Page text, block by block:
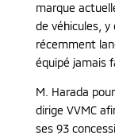
marque
de véhicules,
récemment
équipé jamais
M. Harada
dirige VVMC
ses 93